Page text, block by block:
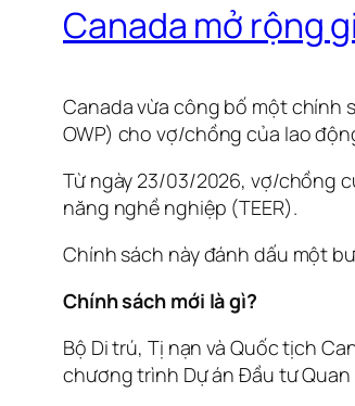
Canada mở rộng
Canada vừa công bố một chính
OWP) cho vợ/chồng của lao
Từ ngày 23/03/2026, vợ/chồng
năng nghề nghiệp (TEER).
Chính sách này đánh dấu một
Chính sách mới là gì?
Bộ Di trú, Tị nạn và Quốc tịch
chương trình Dự án Đầu tư